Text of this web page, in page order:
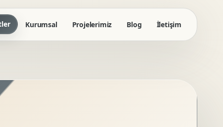
Kurumsal Projelerimiz Blog İletişim